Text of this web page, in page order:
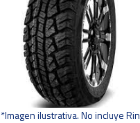
*Imagen ilustrativa. No incluye Rin